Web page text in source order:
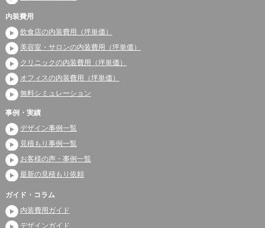
内装費用
飲食店の内装費用（坪単価）
美容室・サロンの内装費用（坪単価）
クリニックの内装費用（坪単価）
オフィスの内装費用（坪単価）
無料シミュレーション
事例・実績
デザイン事例一覧
見積もり事例一覧
お客様の声・事例一覧
最新の見積もり依頼
ガイド・コラム
内装費用ガイド
デザインガイド